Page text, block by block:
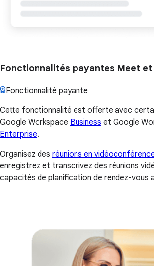
Fonctionnalités payantes Meet et
Fonctionnalité payante
Cette fonctionnalité est offerte avec
Google Workspace Business et Google
Enterprise.
Organisez des réunions en vidéoconférence
enregistrez et transcrivez des réunions
capacités de planification de rendez-vous